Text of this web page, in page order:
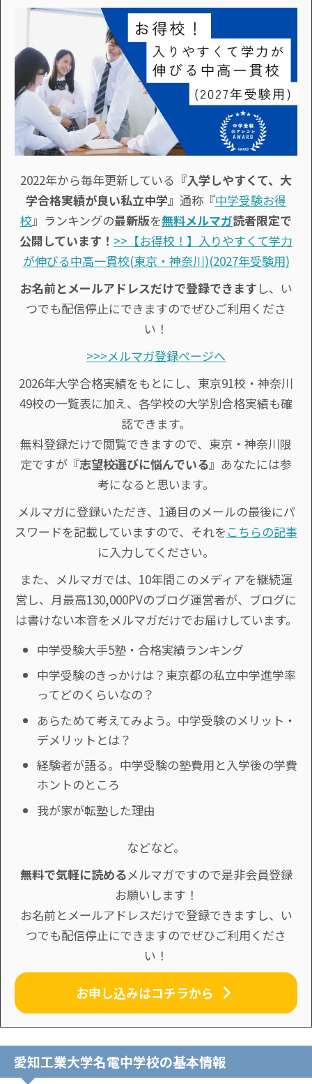
2022年から毎年更新している 『入学しやすくて、大
学合格実績が良い私立中学』 通称『中学受験お得
校』ランキングの最新版を無料メルマガ読者限定で
公開しています！ >>【お得校！】入りやすくて学力
が伸びる中高一貫校(東京・神奈川)(2027年受験用)
お名前とメールアドレスだけで登録できます し、い
つでも配信停止にできますのでぜひご利用くださ
い！
>>>メルマガ登録ページへ
2026年大学合格実績をもとにし、東京91校・神奈川
49校の一覧表に加え、各学校の大学別合格実績も確
認できます。
無料登録だけで閲覧できますので、東京・神奈川限
定ですが『志望校選びに悩んでいる』あなたには参
考になると思います。
メルマガに登録いただき、1通目のメールの最後にパ
スワードを記載していますので、それを こちらの記事
に入力してください。
また、メルマガでは、10年間このメディアを継続運
営し、月最高130,000PVのブログ運営者が、ブログに
は書けない本音をメルマガだけでお届けしています。
中学受験大手5塾・合格実績ランキング
中学受験のきっかけは？東京都の私立中学進学率
ってどのくらいなの？
あらためて考えてみよう。中学受験のメリット・
デメリットとは？
経験者が語る。中学受験の塾費用と入学後の学費
ホントのところ
我が家が転塾した理由
などなど。
無料で気軽に読めるメルマガですので是非会員登録
お願いします！
お名前とメールアドレスだけで登録できますし、い
つでも配信停止にできますのでぜひご利用くださ
い！
お申し込みはコチラから
愛知工業大学名電中学校の基本情報